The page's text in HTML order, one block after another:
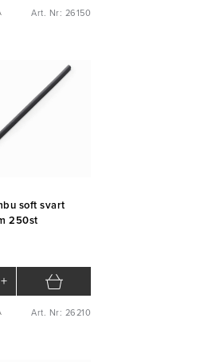
Art. Nr: 26150
soft svart
250st
+
Art. Nr: 26210